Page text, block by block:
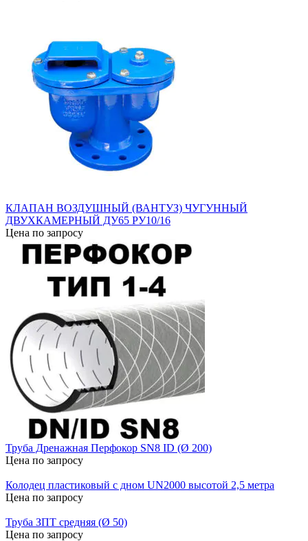
КЛАПАН ВОЗДУШНЫЙ (ВАНТУЗ) ЧУГУННЫЙ
ДВУХКАМЕРНЫЙ ДУ65 PУ10/16
Цена по запросу
Труба Дренажная Перфокор SN8 ID (Ø 200)
Цена по запросу
Колодец пластиковый с дном UN2000 высотой 2,5 метра
Цена по запросу
Труба ЗПТ средняя (Ø 50)
Цена по запросу